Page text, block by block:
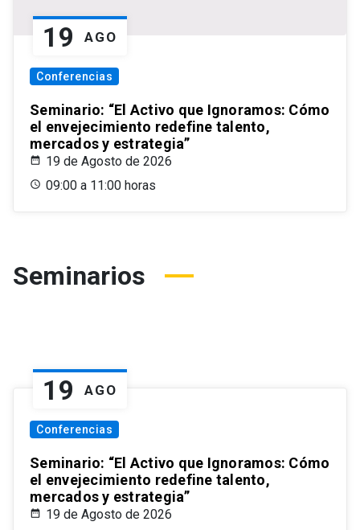
19 AGO
Conferencias
Seminario: “El Activo que Ignoramos: Cómo
el envejecimiento redefine talento,
mercados y estrategia”
19 de Agosto de 2026
09:00 a 11:00 horas
Seminarios
19 AGO
Conferencias
Seminario: “El Activo que Ignoramos: Cómo
el envejecimiento redefine talento,
mercados y estrategia”
19 de Agosto de 2026